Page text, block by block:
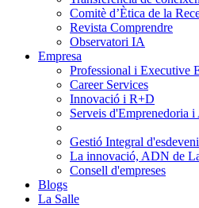
Comitè d’Ètica de la
Revista Comprendre
Observatori IA
Empresa
Professional i Executive
Career Services
Innovació i R+D
Serveis d'Emprenedoria
Gestió Integral
La innovació, ADN de
Consell d'empreses
Blogs
La Salle